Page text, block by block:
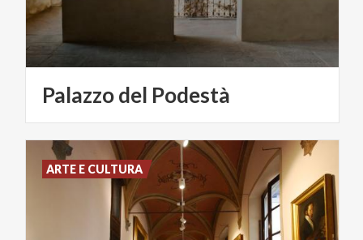
Palazzodel Podestà
ARTE E CULTURA